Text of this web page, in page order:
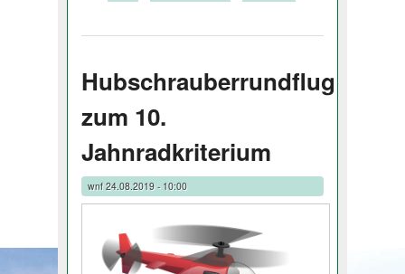
Hubschrauberrundflug
zum 10.
Jahnradkriterium
wnf24.08.2019 - 10:00